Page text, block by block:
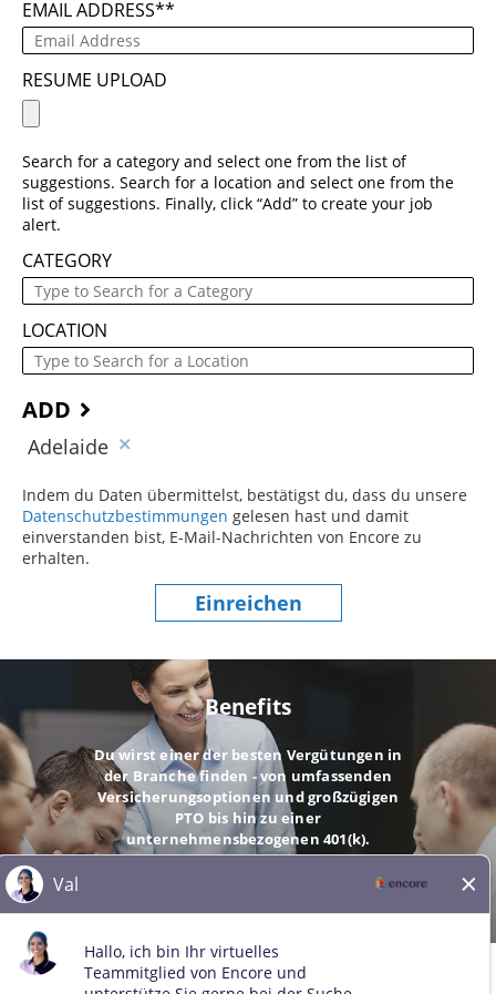
EMAIL ADDRESS*
RESUME UPLOAD
Search for a category and select one from the list of
suggestions. Search for a location and select one from the
list of suggestions. Finally, click “Add” to create your job
alert.
CATEGORY
LOCATION
ADD
Adelaide
Indem du Daten übermittelst, bestätigst du, dass du unsere
Datenschutzbestimmungen (dieser Inhalt öffnet sich in einem
gelesen hast und damit
einverstanden bist, E-Mail-Nachrichten von Encore zu
erhalten.
Einreichen
Benefits
Du wirst einer der besten Vergütungen in
der Branche finden - von umfassenden
Versicherungsoptionen und großzügigen
PTO bis hin zu einer
unternehmensbezogenen 401(k).